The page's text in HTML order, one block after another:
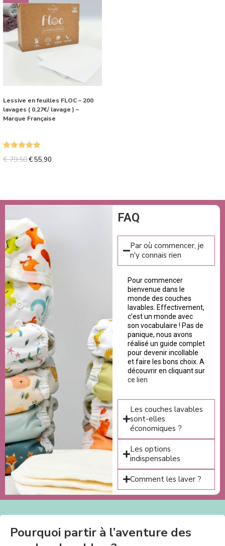
Lessive en feuilles FLOC – 200
lavages ( 0,27€/ lavage ) –
Marque Française
€79,50€55,90
FAQ
Par où commencer, je
n'y connais rien
Pour commencer
bienvenue dans le
monde des couches
lavables. Effectivement,
c’est un monde avec
son vocabulaire ! Pas de
panique, nous avons
réalisé un guide complet
pour devenir incollable
et faire les bons choix. A
découvrir en cliquant sur
ce lien
Les couches lavables
sont-elles
économiques ?
Les options
indispensables
Comment les laver ?
Pourquoi partir à l’aventure des